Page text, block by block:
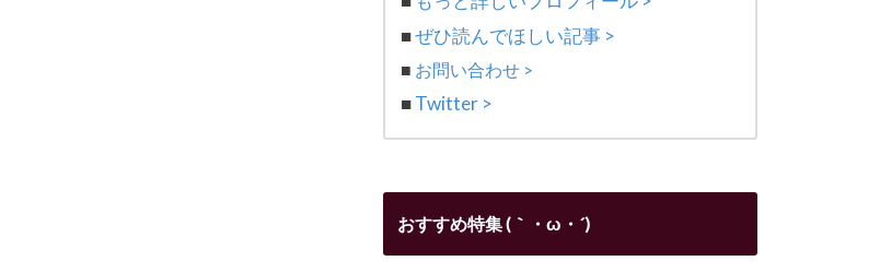
■ぜひ読んでほしい記事 >
■ お問い合わせ >
■Twitter >
おすすめ特集 (｀・ω・´)ゞ